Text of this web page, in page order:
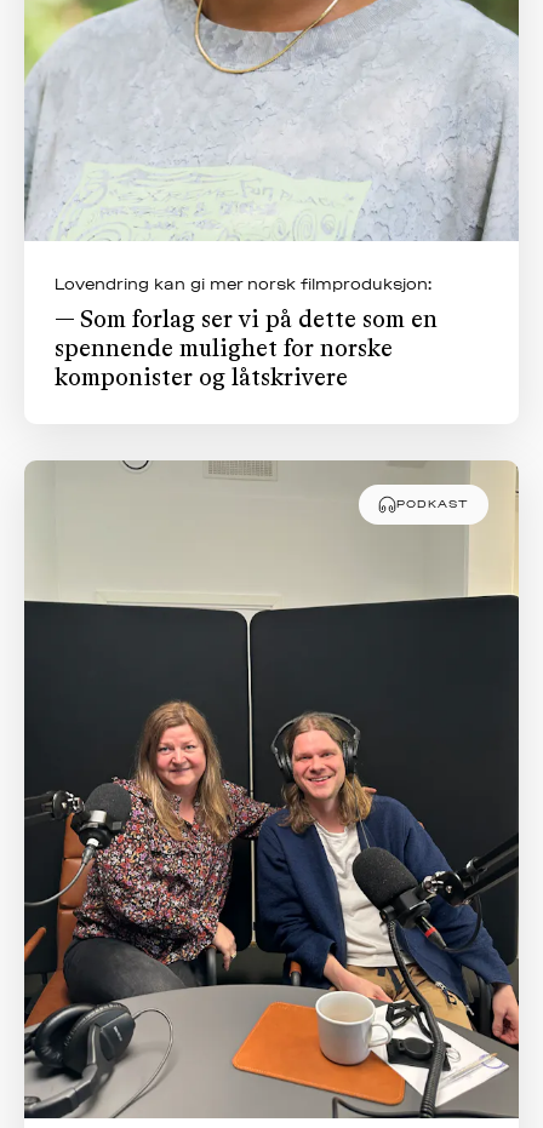
Lovendring kan gi mer norsk filmproduksjon:
— Som forlag ser vi på dette som en
spennende mulighet for norske
komponister og låtskrivere
PODKAST